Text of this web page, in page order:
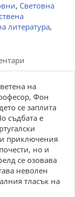
, Световна
литература,
на
Фон
се заплита
съдбата е
приключения
но и
се озовава
неволен
тласък на